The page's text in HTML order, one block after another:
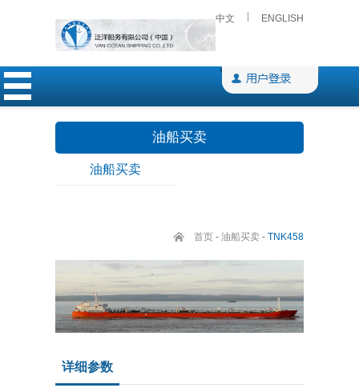
中文 ENGLISH
油船买卖
油船买卖
首页 - 油船买卖 - TNK458
详细参数